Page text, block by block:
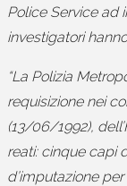
Police Service ad
investigatori
“La Polizia
requisizione nei
(13/06/1992),
reati: cinque capi
d’imputazione